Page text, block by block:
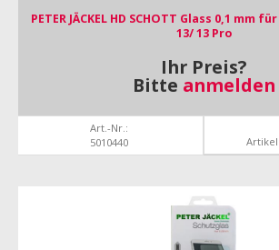
PETER JÄCKEL HD SCHOTT Glass 0,1 mm
13/ 13 Pro
Ihr Preis?
Bitte anmelden
Art.-Nr.:
5010440